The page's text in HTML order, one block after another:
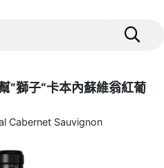
”獅子“卡本內蘇維翁紅葡
Cabernet Sauvignon